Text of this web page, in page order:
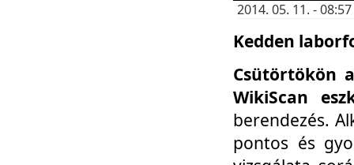
2014. 05. 11. -
Kedden
Csütörtökön
WikiScan
berendezés.
pontos és